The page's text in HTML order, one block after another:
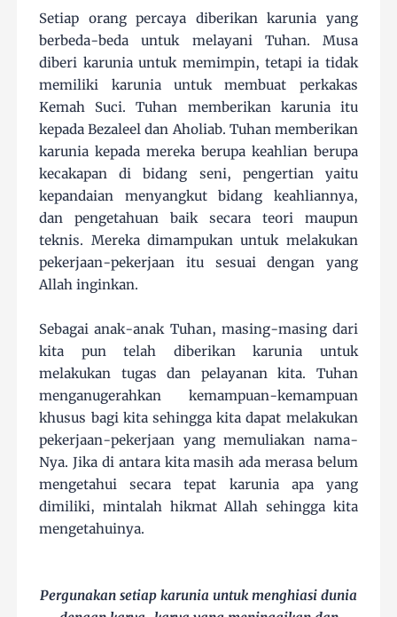
Setiap orang percaya diberikan karunia yang
berbeda-beda untuk melayani Tuhan. Musa
diberi karunia untuk memimpin, tetapi ia tidak
memiliki karunia untuk membuat perkakas
Kemah Suci. Tuhan memberikan karunia itu
kepada Bezaleel dan Aholiab. Tuhan memberikan
karunia kepada mereka berupa keahlian berupa
kecakapan di bidang seni, pengertian yaitu
kepandaian menyangkut bidang keahliannya,
dan pengetahuan baik secara teori maupun
teknis. Mereka dimampukan untuk melakukan
pekerjaan-pekerjaan itu sesuai dengan yang
Allah inginkan.
Sebagai anak-anak Tuhan, masing-masing dari
kita pun telah diberikan karunia untuk
melakukan tugas dan pelayanan kita. Tuhan
menganugerahkan kemampuan-kemampuan
khusus bagi kita sehingga kita dapat melakukan
pekerjaan-pekerjaan yang memuliakan nama-
Nya. Jika di antara kita masih ada merasa belum
mengetahui secara tepat karunia apa yang
dimiliki, mintalah hikmat Allah sehingga kita
mengetahuinya.
Pergunakan setiap karunia untuk menghiasi dunia